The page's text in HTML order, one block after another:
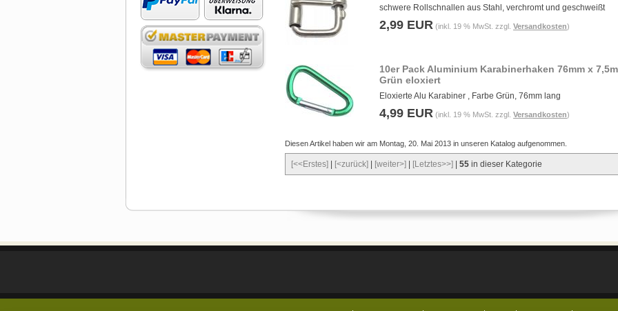
schwere Rollschnallen aus Stahl, verchromt und geschweißt
2,99 EUR (inkl. 19 % MwSt. zzgl. Versandkosten)
10er Pack Aluminium Karabinerhaken 76mm x
Grün eloxiert
Eloxierte Alu Karabiner , Farbe Grün, 76mm lang
4,99 EUR (inkl. 19 % MwSt. zzgl. Versandkosten)
Diesen Artikel haben wir am Montag, 20. Mai 2013 in unseren Katalog aufgenommen.
[<<Erstes] [<zurück] [weiter>] [Letztes>>] 55 in dieser Kategorie